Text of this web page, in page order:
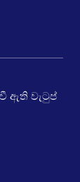
ඇති වැටුප්